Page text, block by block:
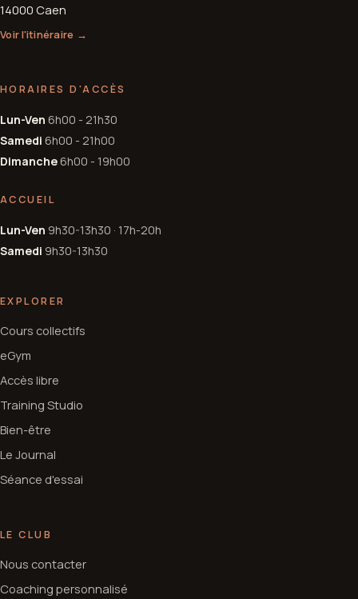
14000 Caen
Voir l'itinéraire →
HORAIRES D'ACCÈS
Lun-Ven 6h00 - 21h30
Samedi 6h00 - 21h00
Dimanche6h00 - 19h00
ACCUEIL
Lun-Ven 9h30-13h30 · 17h-20h
Samedi 9h30-13h30
EXPLORER
Cours collectifs
eGym
Accès libre
Training Studio
Bien-être
Le Journal
Séance d'essai
LE CLUB
Nous contacter
Coaching personnalisé